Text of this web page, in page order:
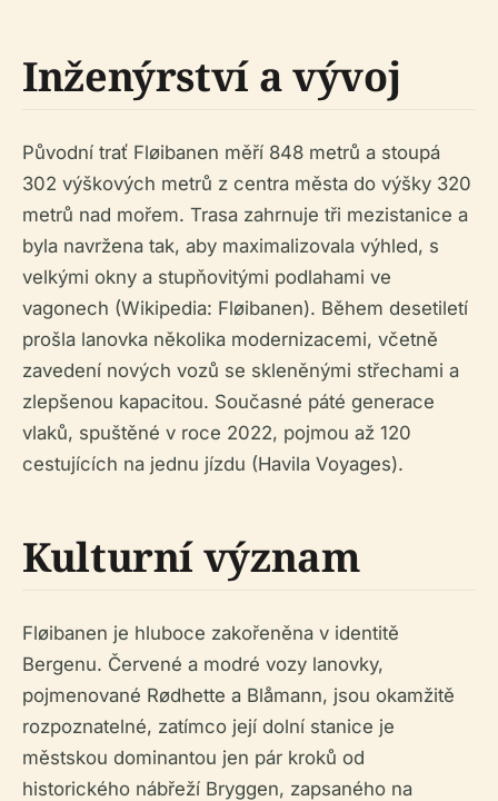
Inženýrství a vývoj
Původní trať Fløibanen měří 848 metrů a stoupá
302 výškových metrů z centra města do výšky 320
metrů nad mořem. Trasa zahrnuje tři mezistanice a
byla navržena tak, aby maximalizovala výhled, s
velkými okny a stupňovitými podlahami ve
vagonech (Wikipedia: Fløibanen). Během desetiletí
prošla lanovka několika modernizacemi, včetně
zavedení nových vozů se skleněnými střechami a
zlepšenou kapacitou. Současné páté generace
vlaků, spuštěné v roce 2022, pojmou až 120
cestujících na jednu jízdu (Havila Voyages).
Kulturní význam
Fløibanen je hluboce zakořeněna v identitě
Bergenu. Červené a modré vozy lanovky,
pojmenované Rødhette a Blåmann, jsou okamžitě
rozpoznatelné, zatímco její dolní stanice je
městskou dominantou jen pár kroků od
historického nábřeží Bryggen, zapsaného na